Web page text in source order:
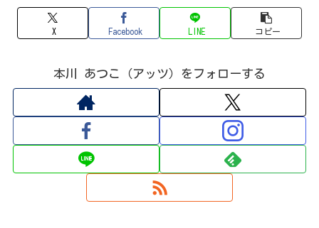
X Facebook LINE コピー
本川 あつこ（アッツ）をフォローする